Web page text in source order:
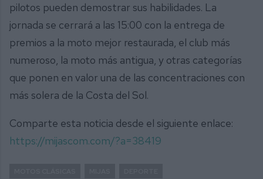
pilotos pueden demostrar sus habilidades. La
jornada se cerrará a las 15:00 con la entrega de
premios a la moto mejor restaurada, el club más
numeroso, la moto más antigua, y otras categorías
que ponen en valor una de las concentraciones con
más solera de la Costa del Sol.
Comparte esta noticia desde el siguiente enlace:
https://mijascom.com/?a=38419